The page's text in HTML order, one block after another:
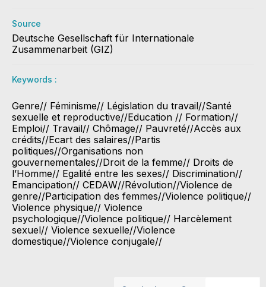
Source
Deutsche Gesellschaft für Internationale
Zusammenarbeit (GIZ)
Keywords :
Genre// Féminisme// Législation du travail//Santé
sexuelle et reproductive//Education // Formation//
Emploi// Travail// Chômage// Pauvreté//Accès aux
crédits//Ecart des salaires//Partis
politiques//Organisations non
gouvernementales//Droit de la femme// Droits de
l’Homme// Egalité entre les sexes// Discrimination//
Emancipation// CEDAW//Révolution//Violence de
genre//Participation des femmes//Violence politique//
Violence physique// Violence
psychologique//Violence politique// Harcèlement
sexuel// Violence sexuelle//Violence
domestique//Violence conjugale//